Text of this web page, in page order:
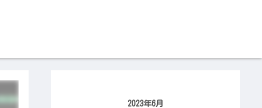
2023年6月